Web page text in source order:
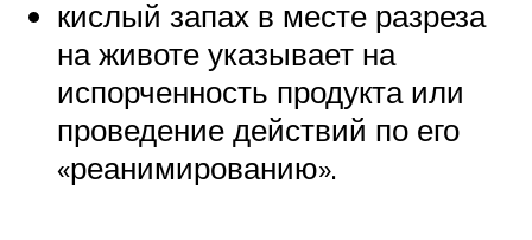
кислый запах в месте разреза
на животе указывает на
испорченность продукта или
проведение действий по его
«реанимированию».